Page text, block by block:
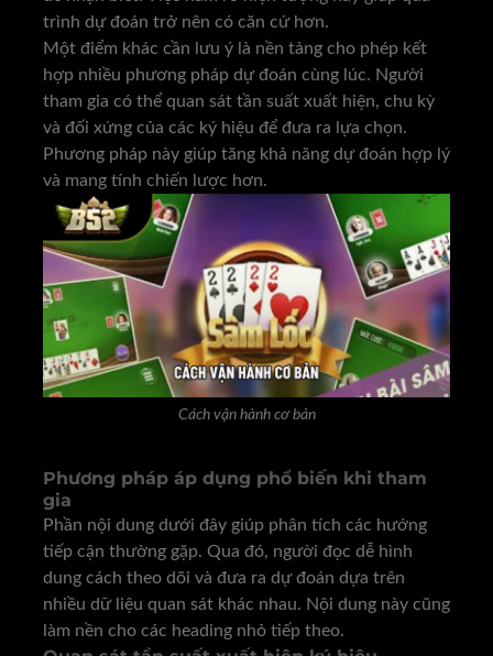
trình dự đoán trở nên có căn cứ hơn.
Một điểm khác cần lưu ý là nền tảng cho phép kết
hợp nhiều phương pháp dự đoán cùng lúc. Người
tham gia có thể quan sát tần suất xuất hiện, chu kỳ
và đối xứng của các ký hiệu để đưa ra lựa chọn.
Phương pháp này giúp tăng khả năng dự đoán hợp lý
và mang tính chiến lược hơn.
Cách vận hành cơ bản
Phương pháp áp dụng phổ biến khi tham
gia
Phần nội dung dưới đây giúp phân tích các hướng
tiếp cận thường gặp. Qua đó, người đọc dễ hình
dung cách theo dõi và đưa ra dự đoán dựa trên
nhiều dữ liệu quan sát khác nhau. Nội dung này cũng
làm nền cho các heading nhỏ tiếp theo.